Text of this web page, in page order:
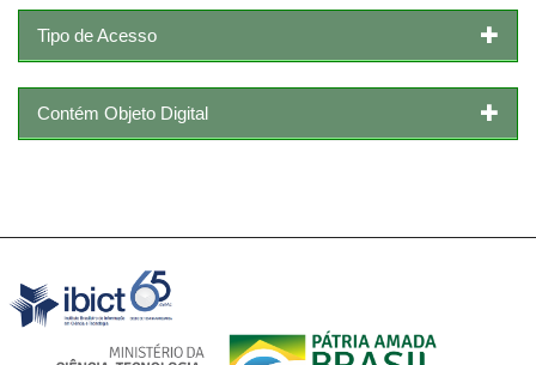
Tipo de Acesso
Contém Objeto Digital